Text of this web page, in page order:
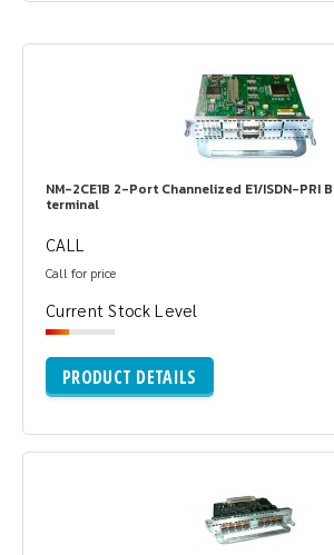
NM-2CE1B 2-Port Channelized E1/ISDN-PRI
terminal
CALL
Call for price
Current Stock Level
PRODUCT DETAILS